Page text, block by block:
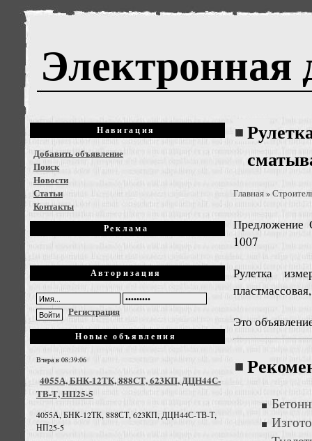
Электронная
Навигация
Добавить объявление
Поиск
Новости
Статьи
Контакты
Реклама
Авторизация
Регистрация
Новые объявления
Вчера в 08:39:06
4055А, БНК-12ТК, 888СТ, 623КП, ДЦН44С-
ТВ-Т, НП25-5
4055А, БНК-12ТК, 888СТ, 623КП, ДЦН44С-ТВ-Т,
НП25-5
Главная»
Предложение
1007
Рулетка
Это